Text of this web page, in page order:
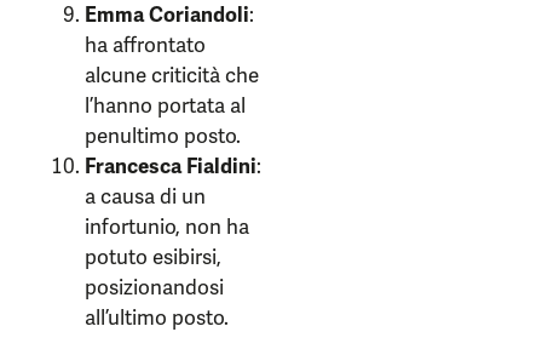
Emma Coriandoli:
ha affrontato
alcune criticità che
l’hanno portata al
penultimo posto.
Francesca Fialdini:
a causa di un
infortunio, non ha
potuto esibirsi,
posizionandosi
all’ultimo posto.